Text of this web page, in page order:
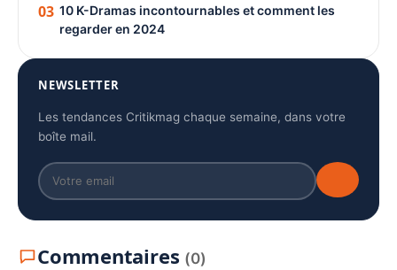
03 10 K-Dramas incontournables et comment les
regarder en 2024
NEWSLETTER
Les tendances Critikmag chaque semaine, dans votre
boîte mail.
Commentaires (0)